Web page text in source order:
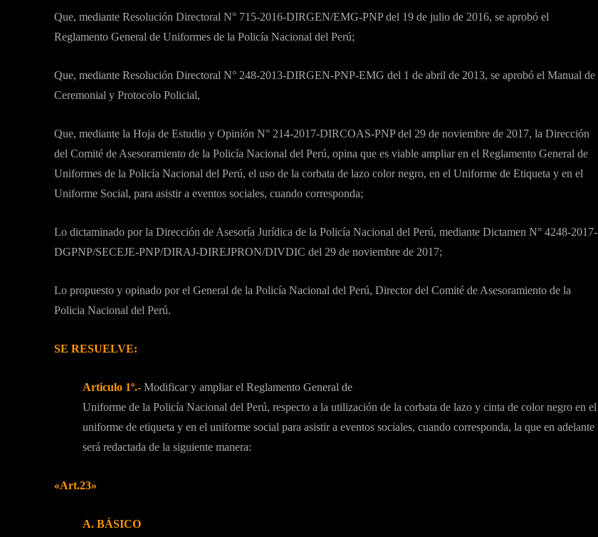
Que, mediante Resolución Directoral N° 715-2016-DIRGEN/EMG-PNP del 19 de julio de 2016, se aprobó el
Reglamento General de Uniformes de la Policía Nacional del Perú;
Que, mediante Resolución Directoral N° 248-2013-DIRGEN-PNP-EMG del 1 de abril de 2013, se aprobó el Manual de
Ceremonial y Protocolo Policial,
Que, mediante la Hoja de Estudio y Opinión N° 214-2017-DIRCOAS-PNP del 29 de noviembre de 2017, la Dirección
del Comité de Asesoramiento de la Policía Nacional del Perú, opina que es viable ampliar en el Reglamento General de
Uniformes de la Policía Nacional del Perú, el uso de la corbata de lazo color negro, en el Uniforme de Etiqueta y en el
Uniforme Social, para asistir a eventos sociales, cuando corresponda;
Lo dictaminado por la Dirección de Asesoría Jurídica de la Policía Nacional del Perú, mediante Dictamen N° 4248-2017-
DGPNP/SECEJE-PNP/DIRAJ-DIREJPRON/DIVDIC del 29 de noviembre de 2017;
Lo propuesto y opinado por el General de la Policía Nacional del Perú, Director del Comité de Asesoramiento de la
Policia Nacional del Perú.
SE RESUELVE:
Articulo 1º.- Modificar y ampliar el Reglamento General de
Uniforme de la Policía Nacional del Perú, respecto a la utilización de la corbata de lazo y cinta de color negro en el
uniforme de etiqueta y en el uniforme social para asistir a eventos sociales, cuando corresponda, la que en adelante
será redactada de la siguiente manera:
«Art.23»
A. BÁSICO